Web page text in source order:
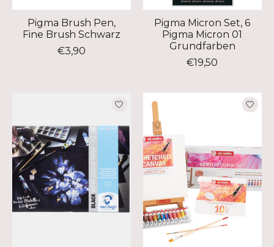
Pigma Brush Pen,
Fine Brush Schwarz
€3,90
Pigma Micron Set, 6
Pigma Micron 01
Grundfarben
€19,50